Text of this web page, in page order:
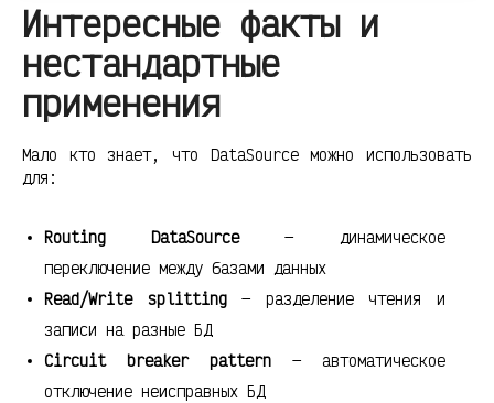
Интересные факты и
нестандартные
применения
Мало кто знает, что DataSource можно использовать
для:
Routing DataSource— динамическое
переключение между базами данных
Read/Write splitting— разделение чтения и
записи на разные БД
Circuit breaker pattern— автоматическое
отключение неисправных БД